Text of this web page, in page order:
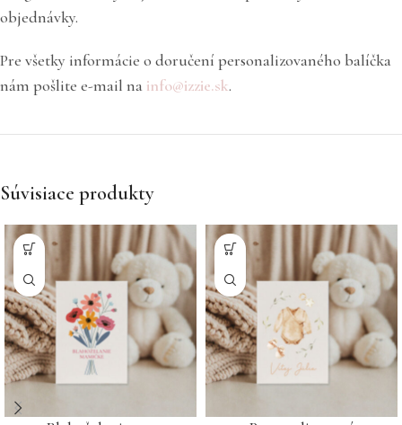
objednávky.
Pre všetky informácie o doručení personalizovaného balíčka
nám pošlite e-mail na info@izzie.sk.
Súvisiace produkty